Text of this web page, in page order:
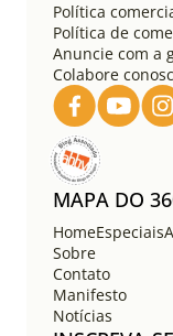
Política
Política de
Anuncie com a
Colabore
MAPA DO
HomeEspeciais
Sobre
Contato
Manifesto
Notícias